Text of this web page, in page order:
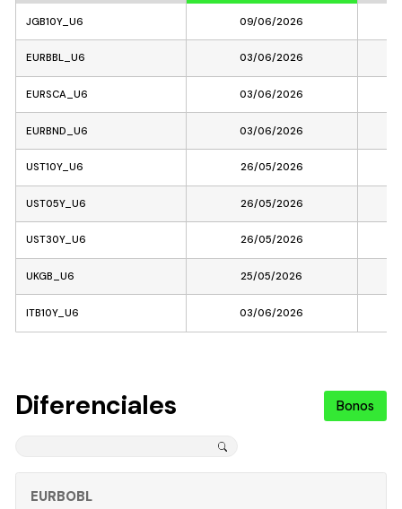
JGB10Y_U6
EURBBL_U6
EURSCA_U6
EURBND_U6
UST10Y_U6
UST05Y_U6
UST30Y_U6
UKGB_U6
ITB10Y_U6
09/06/2026
03/06/2026
03/06/2026
03/06/2026
26/05/2026
26/05/2026
26/05/2026
25/05/2026
03/06/2026
Diferenciales Bonos
EURBOBL